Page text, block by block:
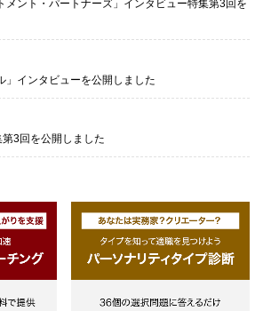
メント・パートナーズ」インタビュー特集第3回を
」インタビューを公開しました
第3回を公開しました